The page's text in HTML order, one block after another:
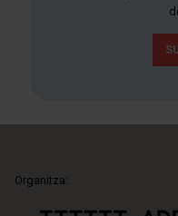
Organitza: